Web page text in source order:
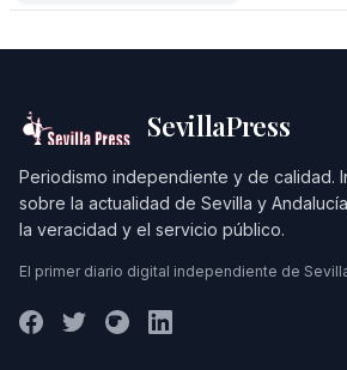
SevillaPress
Periodismo independiente y de calidad.
sobre la actualidad de Sevilla y
la veracidad y el servicio público.
El primer diario digital independiente de